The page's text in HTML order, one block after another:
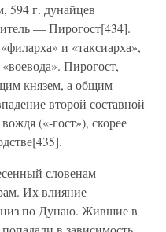
594 г. дунайцев
— Пирогост[434].
и «таксиарха»,
«воевода». Пирогост,
князем, а общим
второй составной
(«-гост»), скорее
словенам
Их влияние
по Дунаю. Жившие в